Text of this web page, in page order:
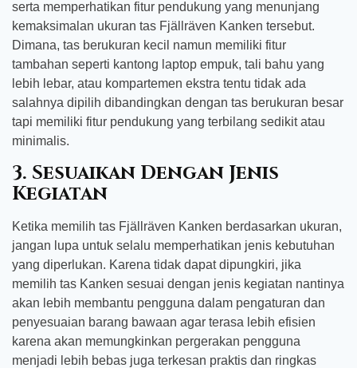
serta memperhatikan fitur pendukung yang menunjang
kemaksimalan ukuran tas Fjällräven Kanken tersebut.
Dimana, tas berukuran kecil namun memiliki fitur
tambahan seperti kantong laptop empuk, tali bahu yang
lebih lebar, atau kompartemen ekstra tentu tidak ada
salahnya dipilih dibandingkan dengan tas berukuran besar
tapi memiliki fitur pendukung yang terbilang sedikit atau
minimalis.
3. Sesuaikan Dengan Jenis
Kegiatan
Ketika memilih tas Fjällräven Kanken berdasarkan ukuran,
jangan lupa untuk selalu memperhatikan jenis kebutuhan
yang diperlukan. Karena tidak dapat dipungkiri, jika
memilih tas Kanken sesuai dengan jenis kegiatan nantinya
akan lebih membantu pengguna dalam pengaturan dan
penyesuaian barang bawaan agar terasa lebih efisien
karena akan memungkinkan pergerakan pengguna
menjadi lebih bebas juga terkesan praktis dan ringkas